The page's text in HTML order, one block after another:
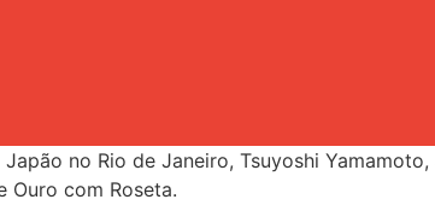
no Rio de Janeiro, Tsuyoshi Yamamoto,
Ouro com Roseta.